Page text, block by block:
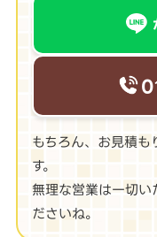
もちろん、お見積
す。
無理な営業は一切い
ださいね。